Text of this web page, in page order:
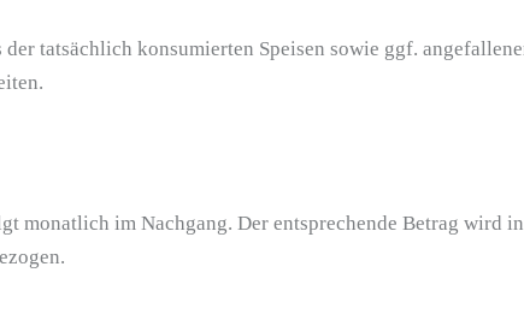
tatsächlich konsumierten Speisen sowie ggf.
monatlich im Nachgang. Der entsprechende Betrag wird